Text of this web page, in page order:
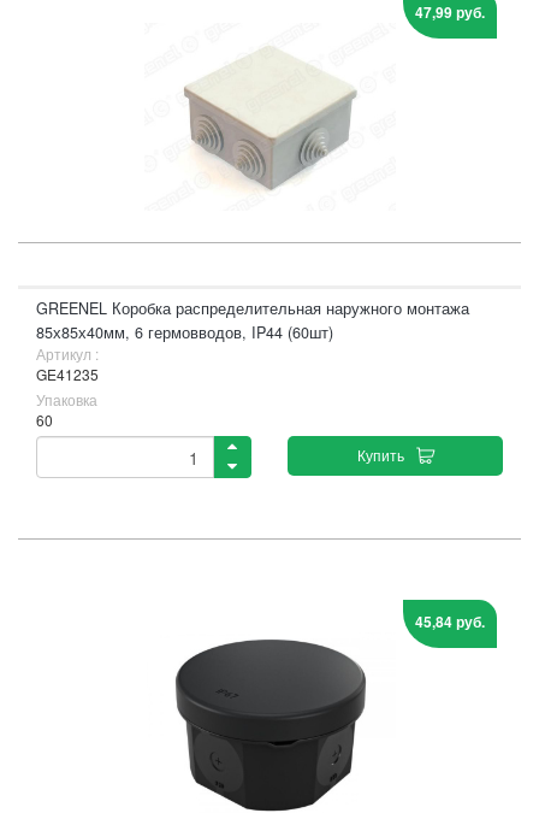
47,99 руб.
GREENEL Коробка распределительная наружного монтажа
85х85х40мм, 6 гермовводов, IP44 (60шт)
Артикул :
GE41235
Упаковка
60
Купить
45,84 руб.